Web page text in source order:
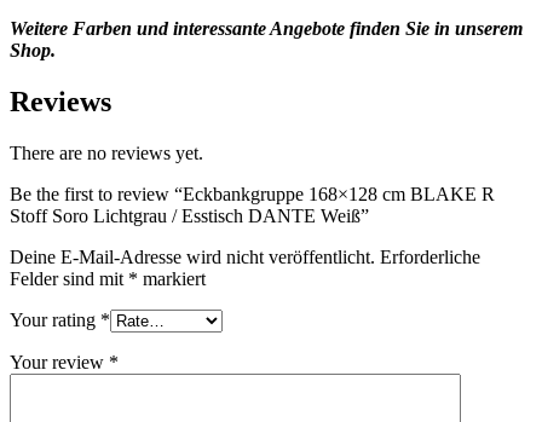
Weitere Farben und interessante Angebote finden Sie in unserem
Shop.
Reviews
There are no reviews yet.
Be the first to review “Eckbankgruppe 168×128 cm BLAKE R
Stoff Soro Lichtgrau / Esstisch DANTE Weiß”
Deine E-Mail-Adresse wird nicht veröffentlicht. Erforderliche
Felder sind mit * markiert
Your rating *
Your review *